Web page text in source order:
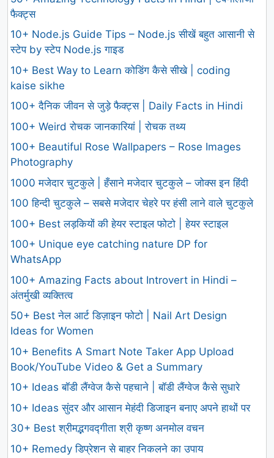
फैक्ट्स
10+ Node.js Guide Tips – Node.js सीखें बहुत आसानी से
स्टेप by स्टेप Node.js गाइड
10+ Best Way to Learn कोडिंग कैसे सीखे | coding
kaise sikhe
100+ दैनिक जीवन से जुड़े फैक्ट्स | Daily Facts in Hindi
100+ Weird रोचक जानकारियां | रोचक तथ्य
100+ Beautiful Rose Wallpapers – Rose Images
Photography
1000 मजेदार चुटकुले | हँसाने मजेदार चुटकुले – जोक्स इन हिंदी
100 हिन्दी चुटकुले – सबसे मजेदार चेहरे पर हंसी लाने वाले चुटकुले
100+ Best लड़कियों की हेयर स्टाइल फोटो | हेयर स्टाइल
100+ Unique eye catching nature DP for
WhatsApp
100+ Amazing Facts about Introvert in Hindi –
अंतर्मुखी व्यक्तित्व
50+ Best नेल आर्ट डिज़ाइन फोटो | Nail Art Design
Ideas for Women
10+ Benefits A Smart Note Taker App Upload
Book/YouTube Video & Get a Summary
10+ Ideas बॉडी लैंग्वेज कैसे पहचाने | बॉडी लैंग्वेज कैसे सुधारे
10+ Ideas सुंदर और आसान मेहंदी डिजाइन बनाए अपने हाथों पर
30+ Best श्रीमद्भगवद्गीता श्री कृष्ण अनमोल वचन
10+ Remedy डिप्रेशन से बाहर निकलने का उपाय